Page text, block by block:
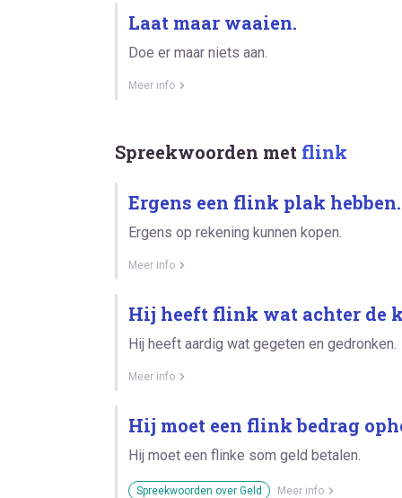
Laat maar waaien.
Doe er maar niets aan.
Meer info
Spreekwoorden met flink
Ergens een flink plak hebben.
Ergens op rekening kunnen kopen.
Meer info
Hij heeft flink wat achter de
Hij heeft aardig wat gegeten en gedronken.
Meer info
Hij moet een flink bedrag
Hij moet een flinke som geld betalen.
Spreekwoorden over Geld Meer info